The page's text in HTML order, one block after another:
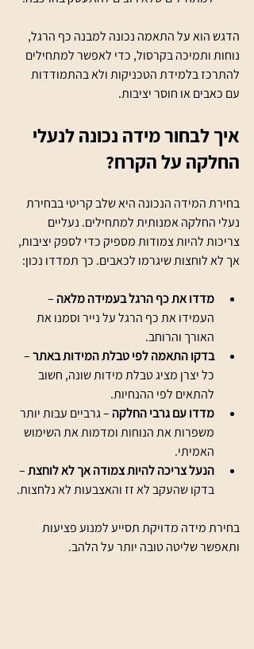
הדגש הוא על התאמה נכונה למבנה כף הרגל,
נוחות ותמיכה בקרסול, כדי לאפשר למתחילים
להתרכז בלמידת הטכניקות ולא בהתמודדות
עם כאבים או חוסר יציבות.
איך לבחור מידה נכונה לנעלי
החלקה על הקרח?
בחירת המידה הנכונה היא שלב קריטי בבחירת
נעלי החלקה אמנותית למתחילים. נעליים
צריכות להיות צמודות מספיק כדי לספק יציבות,
אך לא לוחצות שיגרמו לכאבים. כך תמדדו נכון:
מדדו את כף הרגל בעמידה מלאה –
העמידו את כף הרגל על נייר וסמנו את
האורך והרוחב.
בדקו התאמה לפי טבלת המידות באתר –
כל יצרן מציג טבלת מידות שונה, חשוב
להתאים לפי ההנחיות.
מדדו עם גרבי החלקה – גרביים עבות יותר
משפרות את הנוחות ומדמות את השימוש
האמיתי.
הנעל צריכה להיות צמודה אך לא לוחצת –
בדקו שהעקב לא זז והאצבעות לא נלחצות.
בחירת מידה מדויקת תסייע למנוע פציעות
ותאפשר שליטה טובה יותר על הלהב.